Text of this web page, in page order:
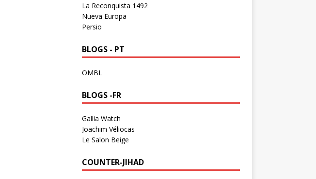
La Reconquista 1492
Nueva Europa
Persio
BLOGS - PT
OMBL
BLOGS -FR
Gallia Watch
Joachim Véliocas
Le Salon Beige
COUNTER-JIHAD